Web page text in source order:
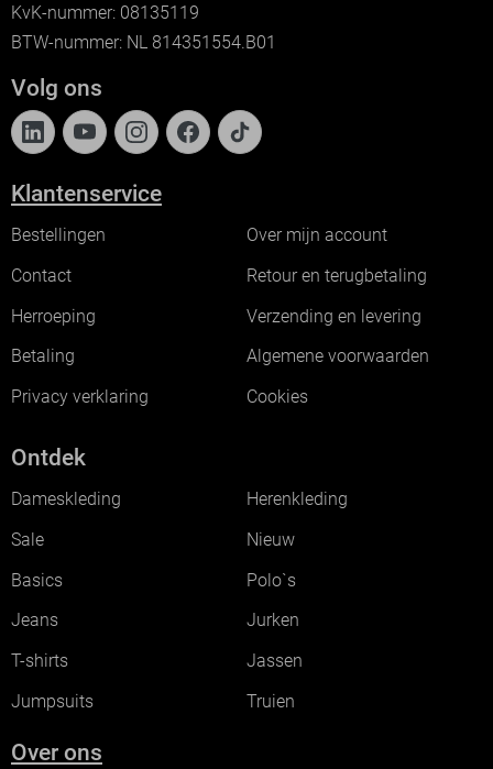
KvK-nummer: 08135119
BTW-nummer: NL 814351554.B01
Volg ons
Klantenservice
Bestellingen
Over mijn account
Contact
Retour en terugbetaling
Herroeping
Verzending en levering
Betaling
Algemene voorwaarden
Privacy verklaring
Cookies
Ontdek
Dameskleding
Herenkleding
Sale
Nieuw
Basics
Polo`s
Jeans
Jurken
T-shirts
Jassen
Jumpsuits
Truien
Over ons